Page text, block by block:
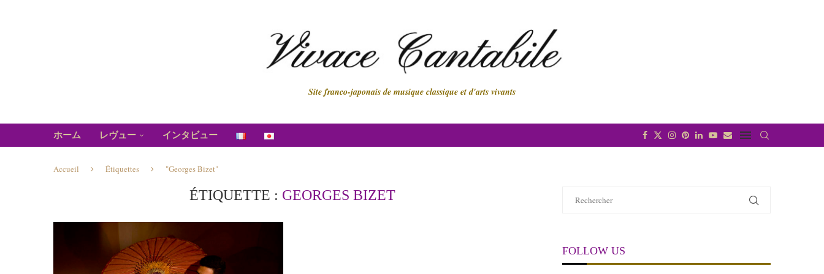
Site franco-japonais de musique classique et d'arts vivants
ホーム レヴュー インタビュー
Accueil Étiquettes "Georges Bizet"
ÉTIQUETTE : GEORGES BIZET
FOLLOW US